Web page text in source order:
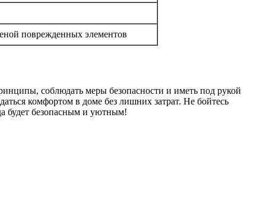
поврежденных элементов
соблюдать меры безопасности и иметь под рукой
комфортом в доме без лишних затрат. Не бойтесь
будет безопасным и уютным!